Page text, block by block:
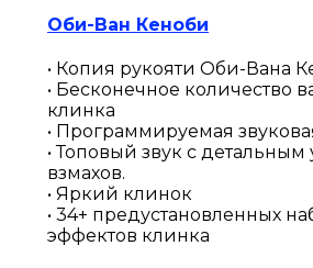
Оби-Ван Кеноби
• Копия рукояти Оби-Вана
• Бесконечное количество
клинка
• Программируемая
• Топовый звук с
взмахов.
• Яркий клинок
• 34+ предустановленных
эффектов клинка